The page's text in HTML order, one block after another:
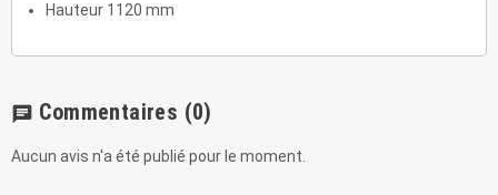
Hauteur 1120 mm
chat Commentaires (0)
Aucun avis n'a été publié pour le moment.